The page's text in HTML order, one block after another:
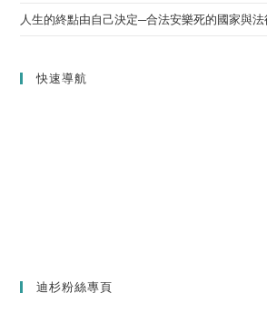
人生的終點由自己決定─合法安樂死的國家與
快速導航
迪杉粉絲專頁